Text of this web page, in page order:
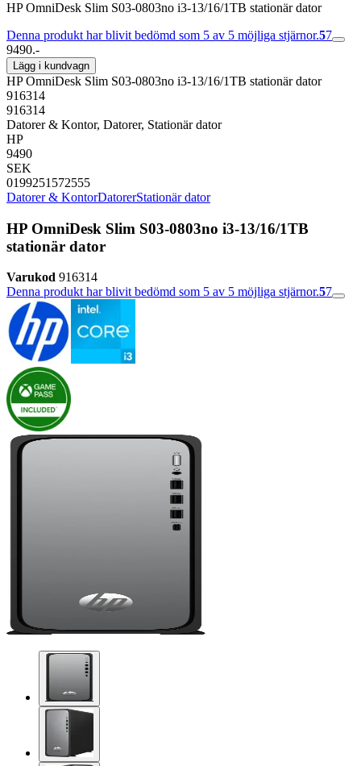
HP OmniDesk Slim S03-0803no i3-13/16/1TB stationär dator
Denna produkt har blivit bedömd som 5 av 5 möjliga stjärnor.57
9490.-
Lägg i kundvagn
HP OmniDesk Slim S03-0803no i3-13/16/1TB stationär dator
916314
916314
Datorer & Kontor, Datorer, Stationär dator
HP
9490
SEK
0199251572555
Datorer & KontorDatorerStationär dator
HP OmniDesk Slim S03-0803no i3-13/16/1TB
stationär dator
Varukod 916314
Denna produkt har blivit bedömd som 5 av 5 möjliga stjärnor.57